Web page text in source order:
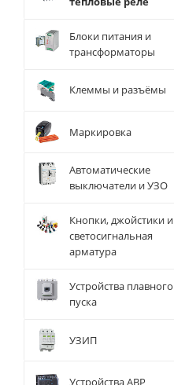
Блоки питания и
трансформаторы
Клеммы и разъёмы
Маркировка
Автоматические
выключатели и УЗО
Кнопки, джойстики и
светосигнальная
арматура
Устройства плавного
пуска
УЗИП
Устройства АВР